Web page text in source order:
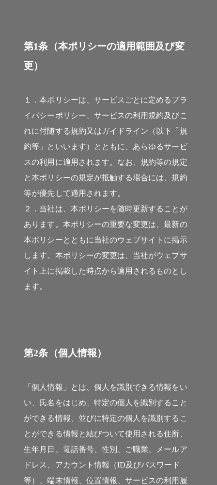
第1条（本ポリシーの適用範囲及び変
更）
１．本ポリシーは、サービスごとに定めるプラ
イバシーポリシー、サービスの利用規約及びこ
れに付随する規約又はガイドライン（以下「規
約等」といいます）とともに、あらゆるサービ
スの利用に適用されます。なお、規約等の規定
と本ポリシーの規定が抵触する場合には、規約
等が優先して適用されます。
２．当社は、本ポリシーを随時更新することが
あります。本ポリシーの重要な変更は、最新の
本ポリシーとともに当社のウェブサイトに掲示
します。本ポリシーの変更は、当社がウェブサ
イト上に掲載した時点から適用されるものとし
ます。
第2条（個人情報）
「個人情報」とは、個人を識別できる情報をい
い、氏名をはじめ、特定の個人を識別すること
ができる情報、並びに特定の個人を識別するこ
とができる情報と結びついて使用される住所、
生年月日、電話番号、性別、ご職業、メールア
ドレス、アカウント情報（ID及びパスワード
等）、端末情報、位置情報、サービスの利用履